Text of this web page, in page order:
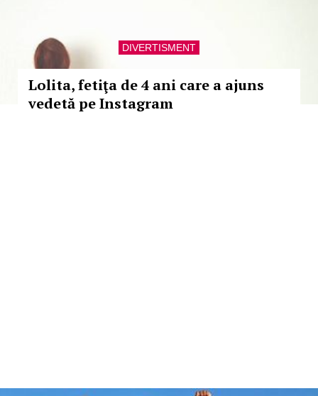
DIVERTISMENT
Lolita, fetiţa de 4 ani care a ajuns
vedetă pe Instagram